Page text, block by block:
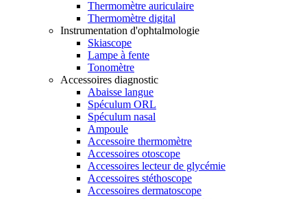
Thermomètre auriculaire
Thermomètre digital
Instrumentation d'ophtalmologie
Skiascope
Lampe à fente
Tonomètre
Accessoires diagnostic
Abaisse langue
Spéculum ORL
Spéculum nasal
Ampoule
Accessoire thermomètre
Accessoires otoscope
Accessoires lecteur de glycémie
Accessoires stéthoscope
Accessoires dermatoscope